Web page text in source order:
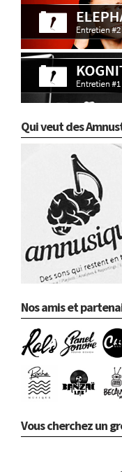
Qui veut des
Nos amis et
Vous cherchez un